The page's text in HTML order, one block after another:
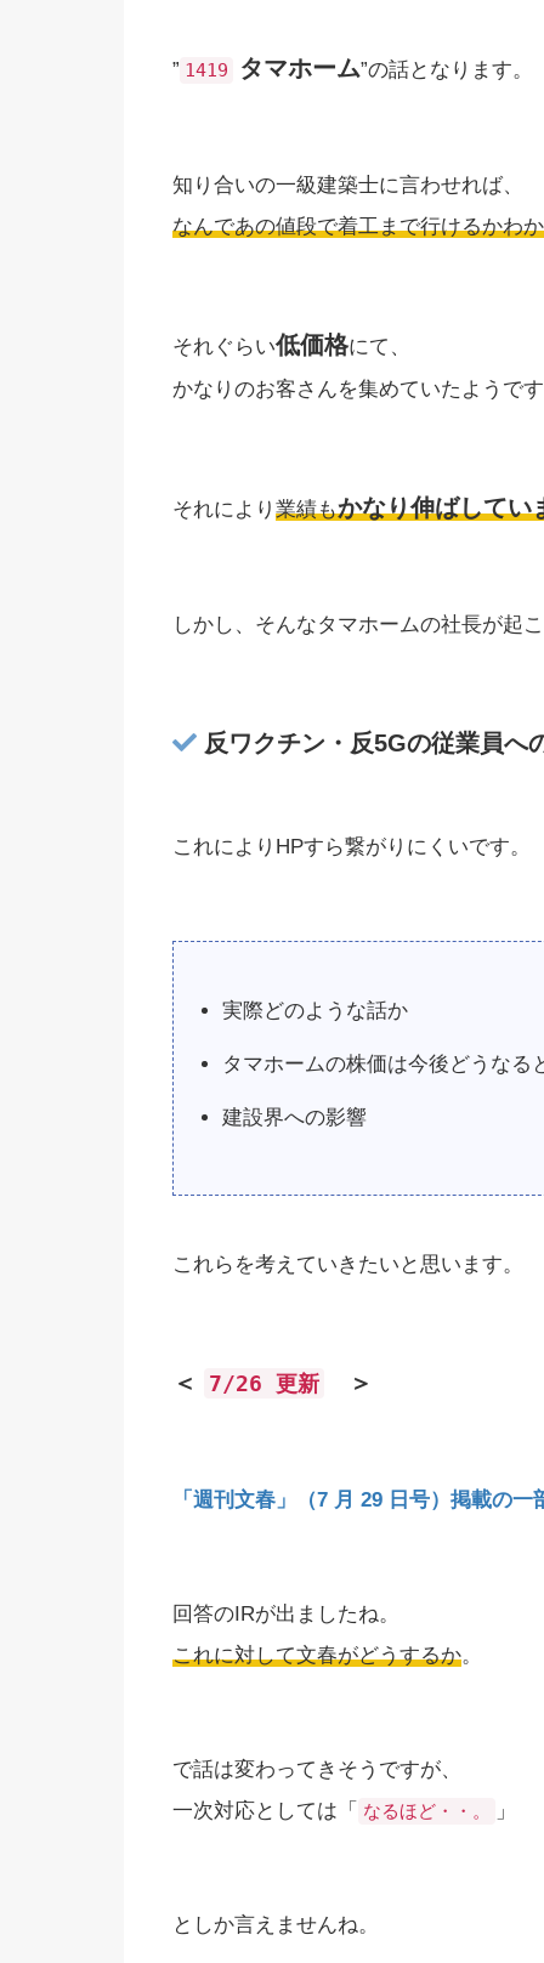
” 1419 タマホーム”の話となります。
知り合いの一級建築士に言わせれば、
なんであの値段で着工まで行けるかわ
それぐらい低価格にて、
かなりのお客さんを集めていたようです
それにより 業績もかなり伸ばしてい
しかし、そんなタマホームの社長が起こ
反ワクチン・反5Gの従業員へ
これによりHPすら繋がりにくいです。
実際どのような話か
タマホームの株価は今後どうなる
建設界への影響
これらを考えていきたいと思います。
＜ 7/26 更新 ＞
「週刊文春」（7 月 29 日号）掲載の一
回答のIRが出ましたね。
これに対して文春がどうするか。
で話は変わってきそうですが、
一次対応としては「
なるほど・・。 」
としか言えませんね。